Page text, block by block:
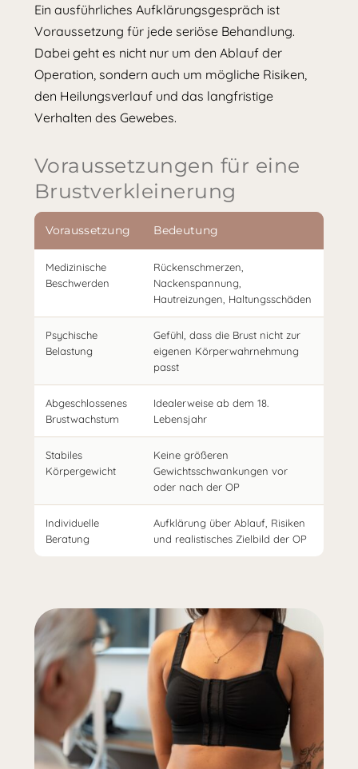
Ein ausführliches Aufklärungsgespräch ist
Voraussetzung für jede seriöse Behandlung.
Dabei geht es nicht nur um den Ablauf der
Operation, sondern auch um mögliche Risiken,
den Heilungsverlauf und das langfristige
Verhalten des Gewebes.
Voraussetzungen für eine
Brustverkleinerung
Voraussetzung Bedeutung
Medizinische
Beschwerden
Rückenschmerzen,
Nackenspannung,
Hautreizungen, Haltungsschäden
Psychische
Belastung
Gefühl, dass die Brust nicht zur
eigenen Körperwahrnehmung
passt
Abgeschlossenes
Brustwachstum
Idealerweise ab dem 18.
Lebensjahr
Stabiles
Körpergewicht
Keine größeren
Gewichtsschwankungen vor
oder nach der OP
Individuelle
Beratung
Aufklärung über Ablauf, Risiken
und realistisches Zielbild der OP